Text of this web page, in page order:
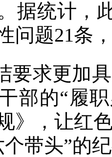
据统计，
问题21条
要求更加
部的“履
》，让红
个带头”的